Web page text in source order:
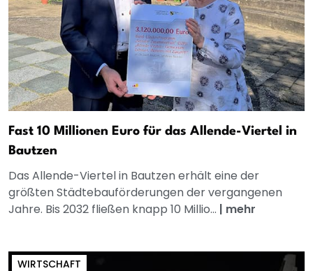
Fast 10 Millionen Euro für das Allende-Viertel in
Bautzen
Das Allende-Viertel in Bautzen erhält eine der
größten Städtebauförderungen der vergangenen
Jahre. Bis 2032 fließen knapp 10 Millio... | mehr
WIRTSCHAFT